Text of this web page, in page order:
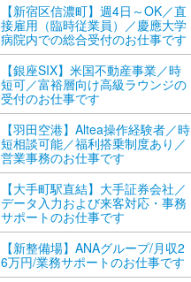
【新宿区信濃町】週4日～OK／直
接雇用（臨時従業員）／慶應大学
病院内での総合受付のお仕事です
【銀座SIX】米国不動産事業／時
短可／富裕層向け高級ラウンジの
受付のお仕事です
【羽田空港】Altea操作経験者／時
短相談可能／福利搭乗制度あり／
営業事務のお仕事です
【大手町駅直結】大手証券会社／
データ入力および来客対応・事務
サポートのお仕事です
【新整備場】ANAグループ/月収2
6万円/業務サポートのお仕事です